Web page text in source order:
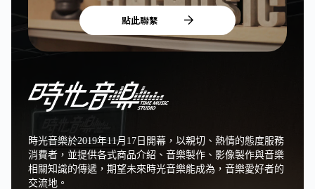
點此聯繫
時光音樂於2019年11月17日開幕，以親切、熱情的態度服務
消費者，並提供各式商品介紹、音樂製作、影像製作與音樂
相關知識的傳遞，期望未來時光音樂能成為，音樂愛好者的
交流地。